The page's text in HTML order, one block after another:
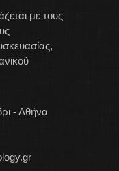
με τους
- Αθήνα